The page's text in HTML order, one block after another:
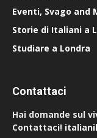
Eventi, Svago and
Storie di Italiani a
Studiare a Londra
Contattaci
Hai domande sul
Contattaci!